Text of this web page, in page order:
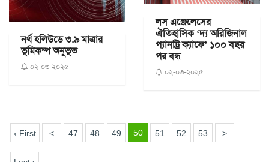
নর্থ হলিউডে ৩.৯ মাত্রার
ভূমিকম্প অনুভূত
০২-০৩-২০২৫
লস এঞ্জেলেসের
ঐতিহাসিক ‘দ্য অরিজিনাল
প্যানট্রি ক্যাফে’ ১০০ বছর
পর বন্ধ
০২-০৩-২০২৫
‹ First < 47 48 49 50 51 52 53 >